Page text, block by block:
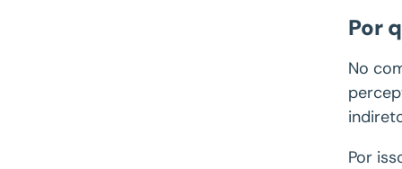
Por
No
Por